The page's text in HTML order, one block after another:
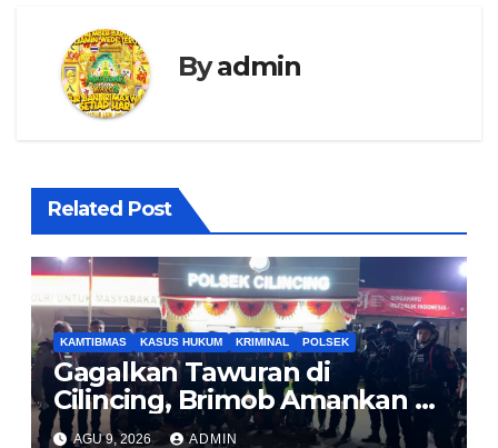
Byadmin
Related Post
KAMTIBMAS KASUS HUKUM KRIMINAL POLSEK
Gagalkan Tawuran di
Cilincing, Brimob Amankan 5
Pemuda dan 2 Bilah Parang
AGU 9, 2026 ADMIN